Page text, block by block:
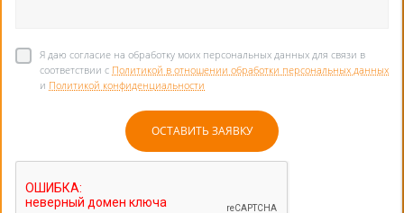
Я даю согласие на обработку моих персональных данных для связи в
соответствии с Политикой в отношении обработки персональных данных
и Политикой конфиденциальности